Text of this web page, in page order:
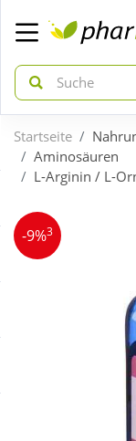
zurück
Aktuelle Coupons
zurück
Arzneimittel
Körperpflege &
Startseite
Aminosäuren
L-Arginin / L-
-9%3